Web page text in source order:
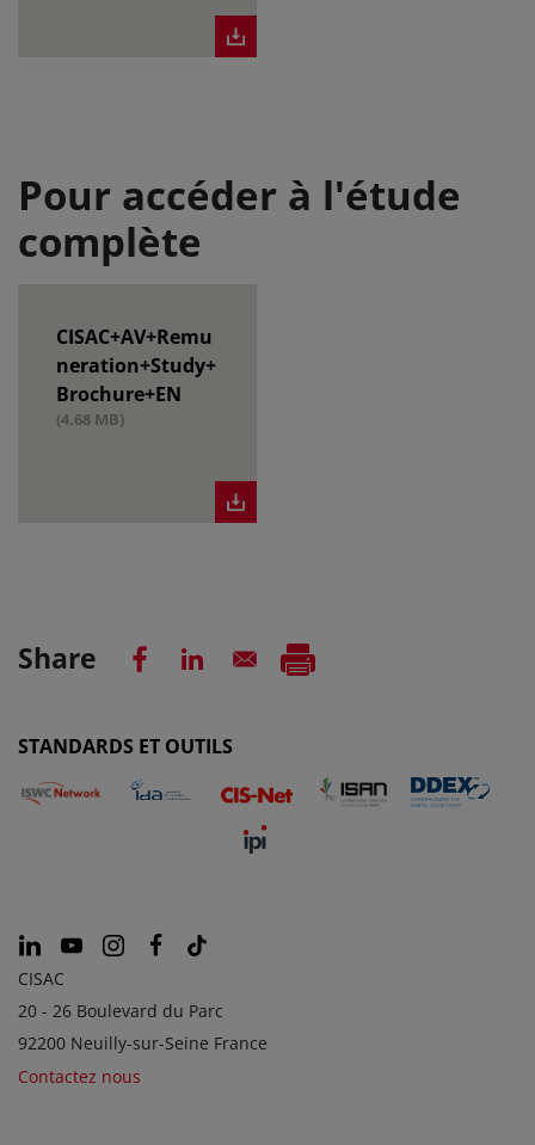
Pour accéder à l'étude
complète
CISAC+AV+Remu
neration+Study+
Brochure+EN
(4.68 MB)
Share
STANDARDS ET OUTILS
CISAC
20 - 26 Boulevard du Parc
92200 Neuilly-sur-Seine France
Contactez nous